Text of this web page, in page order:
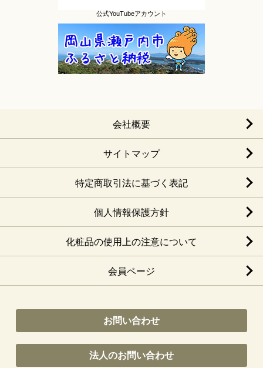
公式YouTubeアカウント
会社概要
サイトマップ
特定商取引法に基づく表記
個人情報保護方針
化粧品の使用上の注意について
会員ページ
お問い合わせ
法人のお問い合わせ